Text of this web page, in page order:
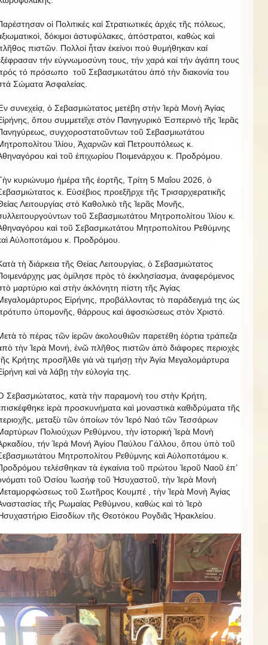
οἱ Πολιτικές καί Στρατιωτικές ἀρχές τῆς πόλεως,
δόκιμοι ἀστυφύλακες, ἀπόστρατοι, καθὼς καὶ
πιστῶν. Πολλοί ἦταν ἐκείνοι πού θυμήθηκαν καί
τήν εὐγνωμοσύνη τους, τήν χαρά καί τήν ἀγάπη τους
τό πρόσωπο τοῦ Σεβασμιωτάτου ἀπό τὴν διακονία του
Σώματα Ἀσφαλείας.
συνεχείᾳ, ὁ Σεβασμιώτατος μετέβη στὴν Ἱερὰ Μονὴ Ἁγίας
ὅπου συμμετεῖχε στὸν Πανηγυρικὸ Ἑσπερινὸ τῆς Ἱερᾶς
συγχοροστατοῦντων τοῦ Σεβασμιωτάτου
Ἰλίου, Ἀχαρνῶν καὶ Πετρουπόλεως κ.
καὶ τοῦ ἐπιχωρίου Ποιμενάρχου κ. Προδρόμου.
κυριώνυμο ἡμέρα τῆς ἑορτῆς, Τρίτη 5 Μαΐου 2026, ὁ
κ. Εὐσέβιος προεξῆρχε τῆς Τρισαρχιερατικῆς
Λειτουργίας στὸ Καθολικὸ τῆς Ἱερᾶς Μονῆς,
τοῦ Σεβασμιωτάτου Μητροπολίτου Ἰλίου κ.
καὶ τοῦ Σεβασμιωτάτου Μητροπολίτου Ρεθύμνης
Αὐλοποτάμου κ. Προδρόμου.
τὴ διάρκεια τῆς Θείας Λειτουργίας, ὁ Σεβασμιώτατος
μας ὁμίλησε πρὸς τὸ ἐκκλησίασμα, ἀναφερόμενος
μαρτύριο καὶ στὴν ἀκλόνητη πίστη τῆς Ἁγίας
Εἰρήνης, προβάλλοντας τὸ παράδειγμά της ὡς
ὑπομονῆς, θάρρους καὶ ἀφοσιώσεως στὸν Χριστό.
τὸ πέρας τῶν ἱερῶν ἀκολουθιῶν παρετέθη ἑόρτια τράπεζα
τὴν Ἱερὰ Μονή, ἐνῶ πλῆθος πιστῶν ἀπὸ διάφορες περιοχὲς
Κρήτης προσῆλθε γιὰ νὰ τιμήσῃ τὴν Ἁγία Μεγαλομάρτυρα
καὶ νὰ λάβῃ τὴν εὐλογία της.
Σεβασμιώτατος, κατὰ τὴν παραμονὴ του στὴν Κρήτη,
ἱερὰ προσκυνήματα καὶ μοναστικὰ καθιδρύματα τῆς
μεταξὺ τῶν ὁποίων τόν Ἱερό Ναό τῶν Τεσσάρων
Πολιούχων Ρεθύμνου, τὴν ἱστορική Ἱερὰ Μονὴ
τήν Ἱερά Μονή Ἁγίου Παύλου Γάλλου, ὅπου ὑπὸ τοῦ
Μητροπολίτου Ρεθύμνης καὶ Αὐλοποτάμου κ.
τελέσθηκαν τὰ ἐγκαίνια τοῦ πρώτου Ἱεροῦ Ναοῦ ἐπ’
τοῦ Ὁσίου Ἰωσήφ τοῦ Ἡσυχαστοῦ, τὴν Ἱερὰ Μονὴ
τοῦ Σωτῆρος Κουμπέ , τὴν Ἱερὰ Μονὴ Ἁγίας
τῆς Ρωμαίας Ρεθύμνου, καθὼς καὶ τὸ Ἱερὸ
Εἰσοδίων τῆς Θεοτόκου Ρογδιᾶς Ἡρακλείου.